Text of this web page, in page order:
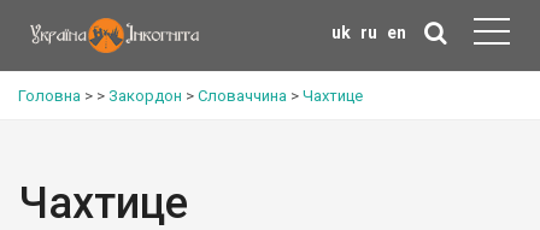
uk ru en
Головна > > Закордон > Словаччина > Чахтице
Чахтице